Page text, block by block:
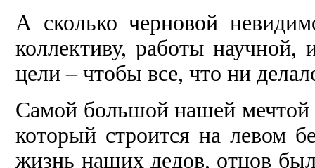
А сколько черновой
коллективу, работы научной,
цели – чтобы все, что ни
Самой большой нашей мечтой
который строится на левом
жизнь наших дедов, отцов